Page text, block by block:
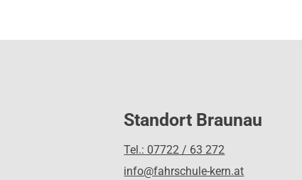
Standort Braunau
Tel.: 07722 / 63 272
info@fahrschule-kern.at